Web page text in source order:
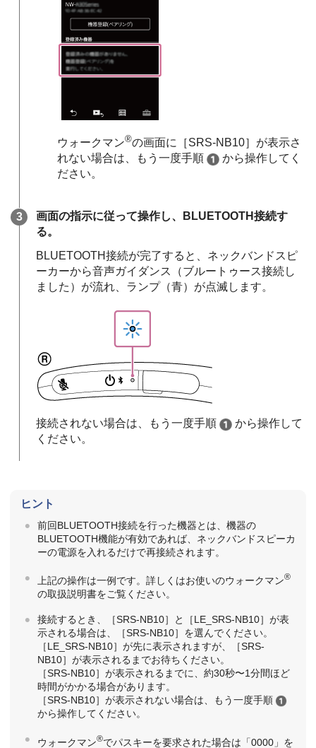
ウォークマン®の画面に［SRS-NB10］が表示さ
れない場合は、もう一度手順
から操作してく
ださい。
画面の指示に従って操作し、BLUETOOTH接続す
る。
BLUETOOTH接続が完了すると、ネックバンドスピ
ーカーから音声ガイダンス（ブルートゥース接続し
ました）が流れ、ランプ（青）が点滅します。
接続されない場合は、もう一度手順
から操作して
ください。
ヒント
前回BLUETOOTH接続を行った機器とは、機器の
BLUETOOTH機能が有効であれば、ネックバンドスピーカ
ーの電源を入れるだけで再接続されます。
上記の操作は一例です。詳しくはお使いのウォークマン®
の取扱説明書をご覧ください。
接続するとき、［SRS-NB10］と［LE_SRS-NB10］が表
⽰される場合は、［SRS-NB10］を選んでください。
［LE_SRS-NB10］が先に表⽰されますが、［SRS-
NB10］が表⽰されるまでお待ちください。
［SRS-NB10］が表⽰されるまでに、約30秒〜1分間ほど
時間がかかる場合があります。
［SRS-NB10］が表⽰されない場合は、もう一度手順
から操作してください。
ウォークマン®でパスキーを要求された場合は「0000」を